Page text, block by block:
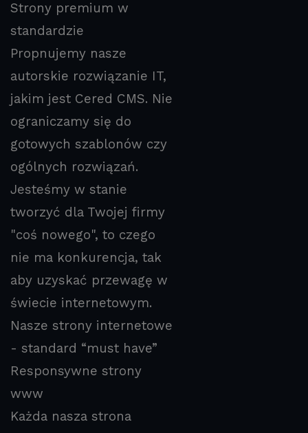
Strony premium w
standardzie
Propnujemy nasze
autorskie rozwiązanie IT,
jakim jest Cered CMS. Nie
ograniczamy się do
gotowych szablonów czy
ogólnych rozwiązań.
Jesteśmy w stanie
tworzyć dla Twojej firmy
"coś nowego", to czego
nie ma konkurencja, tak
aby uzyskać przewagę w
świecie internetowym.
Nasze strony internetowe
- standard “must have”
Responsywne strony
www
Każda nasza strona